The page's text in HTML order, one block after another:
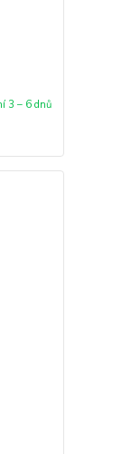
3 – 6 dnů